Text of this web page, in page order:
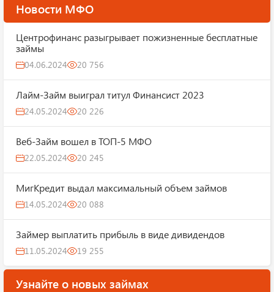
Новости МФО
Центрофинанс разыгрывает пожизненные бесплатные
займы
04.06.2024 20 756
Лайм-Займ выиграл титул Финансист 2023
24.05.2024 20 226
Веб-Займ вошел в ТОП-5 МФО
22.05.2024 20 245
МигКредит выдал максимальный объем займов
14.05.2024 20 088
Займер выплатить прибыль в виде дивидендов
11.05.2024 19 255
Узнайте о новых займах